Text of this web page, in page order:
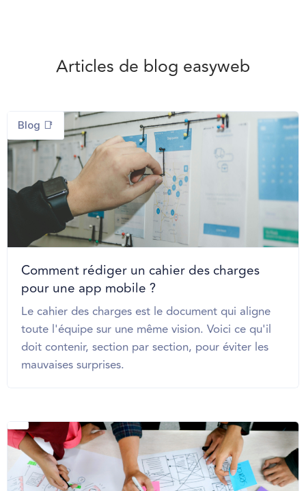
Articles de blog easyweb
Blog 📑
Comment rédiger un cahier des charges
pour une app mobile ?
Le cahier des charges est le document qui aligne
toute l'équipe sur une même vision. Voici ce qu'il
doit contenir, section par section, pour éviter les
mauvaises surprises.